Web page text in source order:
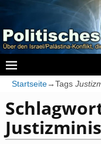
Startseite→Tags